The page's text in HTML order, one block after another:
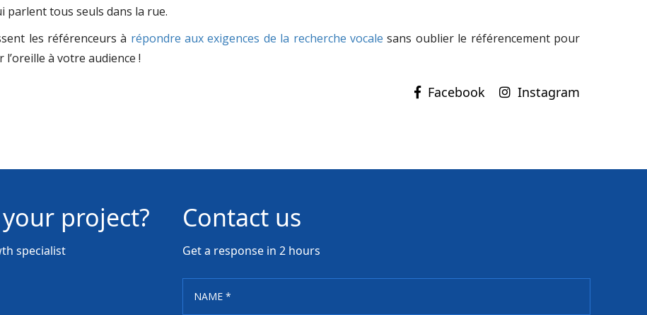
parlent tous seuls dans la rue.
les référenceurs à répondre aux exigences de la recherche vocale sans oublier le référencement pour
à votre audience !
Instagram
project?
specialist
Contact us
Get a response in 2 hours